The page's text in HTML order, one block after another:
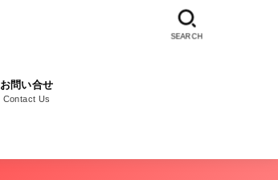
お問い合せ
Contact Us
SEARCH